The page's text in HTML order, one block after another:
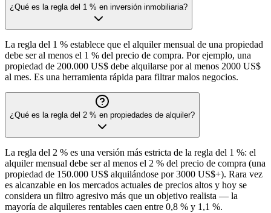
¿Qué es la regla del 1 % en inversión inmobiliaria?
La regla del 1 % establece que el alquiler mensual de una propiedad
debe ser al menos el 1 % del precio de compra. Por ejemplo, una
propiedad de 200.000 US$ debe alquilarse por al menos 2000 US$
al mes. Es una herramienta rápida para filtrar malos negocios.
¿Qué es la regla del 2 % en propiedades de alquiler?
La regla del 2 % es una versión más estricta de la regla del 1 %: el
alquiler mensual debe ser al menos el 2 % del precio de compra (una
propiedad de 150.000 US$ alquilándose por 3000 US$+). Rara vez
es alcanzable en los mercados actuales de precios altos y hoy se
considera un filtro agresivo más que un objetivo realista — la
mayoría de alquileres rentables caen entre 0,8 % y 1,1 %.